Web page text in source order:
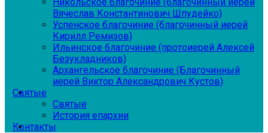
Вячеслав Константинович Шпудейко)
Успенское благочиние (благочинный иерей
Кирилл Ремизов)
Ильинское благочиние (протоиерей Алексей
Безукладников)
Архангельское благочиние (Благочинный
иерей Виктор Александрович Кустов)
Святые
Святые
История епархии
Контакты